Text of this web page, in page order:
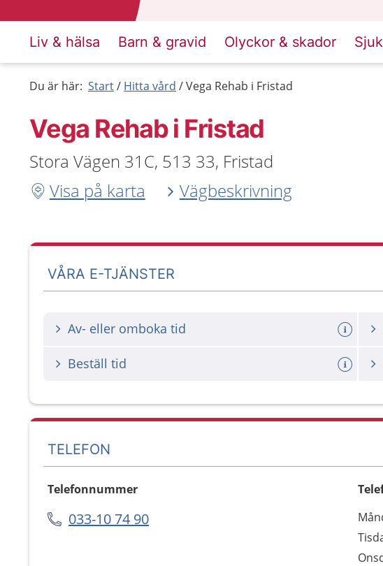
Liv & hälsa Barn & gravid Olyckor & skador
Du är här: Start Hitta vård Vega Rehab i Fristad
Vega Rehab i Fristad
Stora Vägen 31C, 513 33, Fristad
Visa på karta
Vägbeskrivning
VÅRA E-TJÄNSTER
Av- eller omboka tid
Beställ tid
TELEFON
Telefonnummer
033-10 74 90 Dag